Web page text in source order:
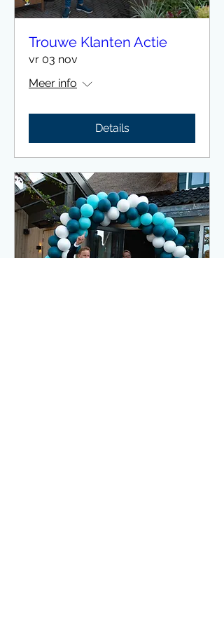
Trouwe Klanten Actie
vr 03 nov
Meer info
Details